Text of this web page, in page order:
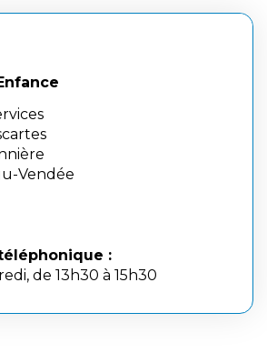
Vendée
:
de 13h30 à 15h30